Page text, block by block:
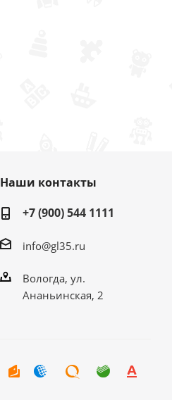
Наши контакты
+7 (900) 544 1111
info@gl35.ru
Вологда, ул.
Ананьинская, 2